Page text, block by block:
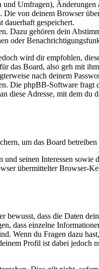
Umfragen), Änderungen
Die von deinem Browser
gespeichert.
Dazu gehören dein
oder
wird dir empfohlen,
das Board, also geh mit
nach deinem
Die phpBB-Software fragt
diese Adresse, mit dem du
um das Board
seinen Interessen sowie
übermittelter Browser-
bewusst, dass die Daten
dass einzelne
Wenn du Fragen dazu
Profil ist dabei jedoch